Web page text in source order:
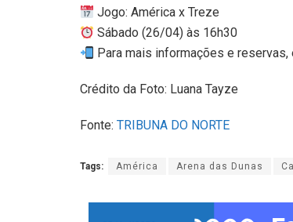
Jogo: América x Treze
Sábado (26/04) às 16h30
Para mais informações e reservas,
Crédito da Foto: Luana Tayze
Fonte: TRIBUNA DO NORTE
Tags: América Arena das Dunas